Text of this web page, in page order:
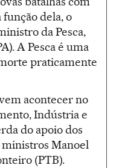
função dela, o
da Pesca,
A Pesca é uma
praticamente
acontecer no
Indústria e
do apoio dos
Manoel
(PTB).